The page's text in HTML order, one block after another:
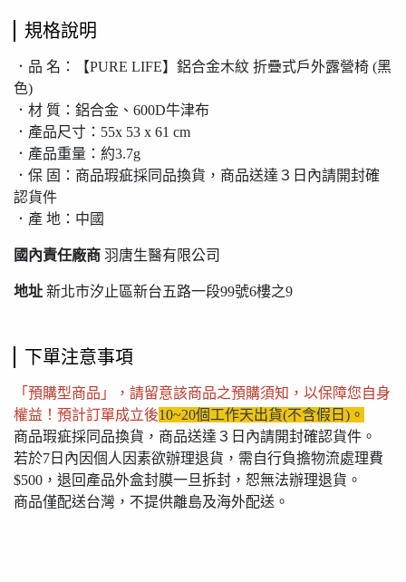
規格說明
．品 名：【PURE LIFE】鋁合金木紋 折疊式戶外露營椅 (黑
色)
．材 質：鋁合金、600D牛津布
．產品尺寸：55x 53 x 61 cm
．產品重量：約3.7g
．保 固：商品瑕疵採同品換貨，商品送達３日內請開封確
認貨件
．產 地：中國
國內責任廠商 羽唐生醫有限公司
地址 新北市汐止區新台五路一段99號6樓之9
下單注意事項
「預購型商品」，請留意該商品之預購須知，以保障您自身
權益！預計訂單成立後10~20個工作天出貨(不含假日)。
商品瑕疵採同品換貨，商品送達３日內請開封確認貨件。
若於7日內因個人因素欲辦理退貨，需自行負擔物流處理費
$500，退回產品外盒封膜一旦拆封，恕無法辦理退貨。
商品僅配送台灣，不提供離島及海外配送。